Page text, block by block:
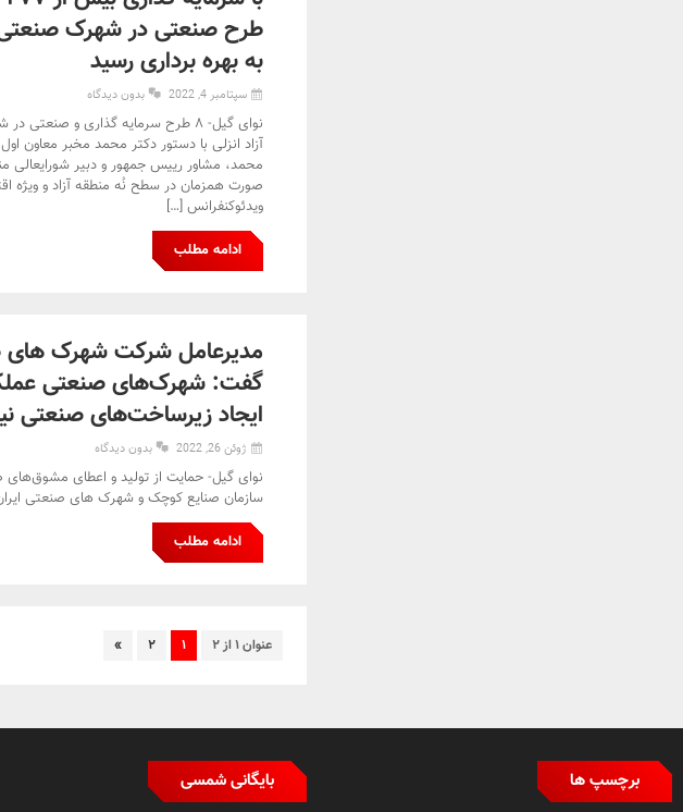
طرح صنعتی در شهرک صنعتی
به بهره برداری رسید
سپتامبر 4, 2022 بدون دیدگاه
نوای گیل- ۸ طرح سرمایه گذاری و
آزاد انزلی با دستور دکتر محمد مخبر معاون
محمد، مشاور رییس جمهور و دبیر شورایعالی
صورت همزمان در سطح نُه منطقه آزاد و ویژه
ویدئوکنفرانس […]
ادامه مطلب
مدیرعامل شرکت شهرک های
گفت: شهرک‌های صنعتی
ایجاد زیرساخت‌های صنعتی
ژوئن 26, 2022 بدون دیدگاه
نوای گیل- حمایت از تولید و اعطای مشوق‌های
سازمان صنایع کوچک و شهرک های صنعتی
ادامه مطلب
عنوان ۱ از ۲ ۱ ۲ »
برچسپ ها بایگانی شمسی